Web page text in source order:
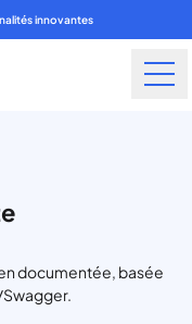
innovantes
documentée, basée